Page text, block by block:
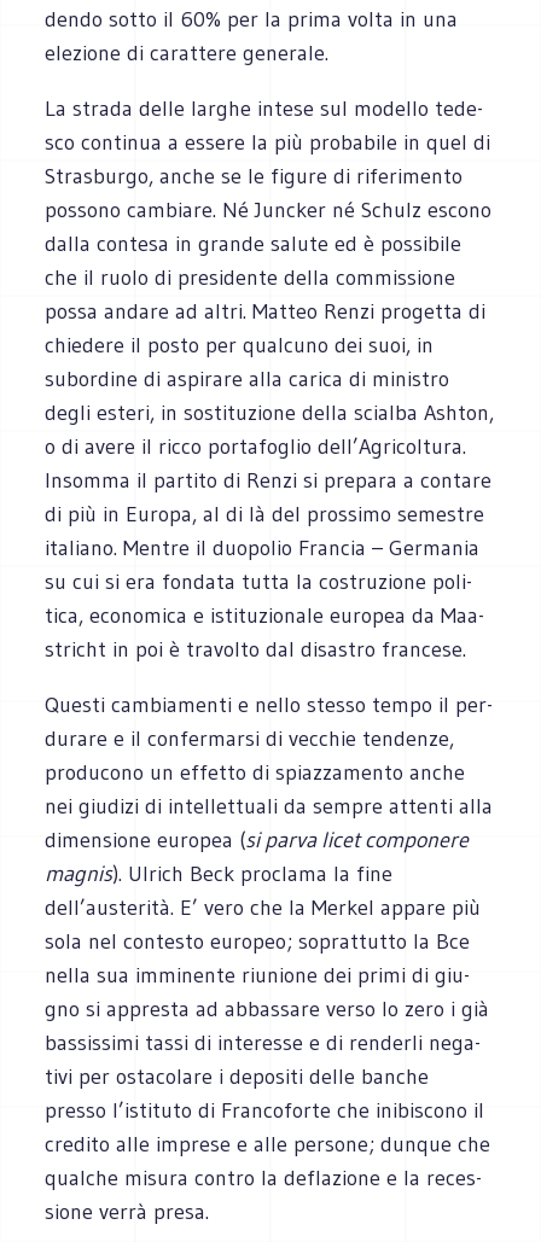
dendo sotto il 60% per la prima volta in una
ele­zione di carat­tere generale.
La strada delle lar­ghe intese sul modello tede­
sco con­ti­nua a essere la più pro­ba­bile in quel di
Stra­sburgo, anche se le figure di rife­ri­mento
pos­sono cam­biare. Né Junc­ker né Schulz escono
dalla con­tesa in grande salute ed è pos­si­bile
che il ruolo di pre­si­dente della com­mis­sione
possa andare ad altri. Mat­teo Renzi pro­getta di
chie­dere il posto per qual­cuno dei suoi, in
subor­dine di aspi­rare alla carica di mini­stro
degli esteri, in sosti­tu­zione della scialba Ash­ton,
o di avere il ricco por­ta­fo­glio dell’Agricoltura.
Insomma il par­tito di Renzi si pre­para a con­tare
di più in Europa, al di là del pros­simo seme­stre
ita­liano. Men­tre il duo­po­lio Fran­cia – Ger­ma­nia
su cui si era fon­data tutta la costru­zione poli­
tica, eco­no­mica e isti­tu­zio­nale euro­pea da Maa­
stri­cht in poi è tra­volto dal disa­stro francese.
Que­sti cam­bia­menti e nello stesso tempo il per­
du­rare e il con­fer­marsi di vec­chie ten­denze,
pro­du­cono un effetto di spiaz­za­mento anche
nei giu­dizi di intel­let­tuali da sem­pre attenti alla
dimen­sione euro­pea (si parva licet com­po­nere
magnis). Ulrich Beck pro­clama la fine
dell’austerità. E’ vero che la Mer­kel appare più
sola nel con­te­sto euro­peo; soprat­tutto la Bce
nella sua immi­nente riu­nione dei primi di giu­
gno si appre­sta ad abbas­sare verso lo zero i già
bas­sis­simi tassi di inte­resse e di ren­derli nega­
tivi per osta­co­lare i depo­siti delle ban­che
presso l’istituto di Fran­co­forte che ini­bi­scono il
cre­dito alle imprese e alle per­sone; dun­que che
qual­che misura con­tro la defla­zione e la reces­
sione verrà presa.